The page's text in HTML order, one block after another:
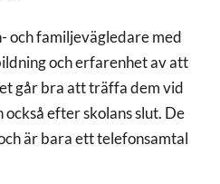
och familjevägledare med
och erfarenhet av att
går bra att träffa dem vid
också efter skolans slut. De
är bara ett telefonsamtal